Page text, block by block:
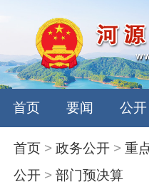
首页 要闻 公开
首页 >政务公开 >重
公开 >部门预决算